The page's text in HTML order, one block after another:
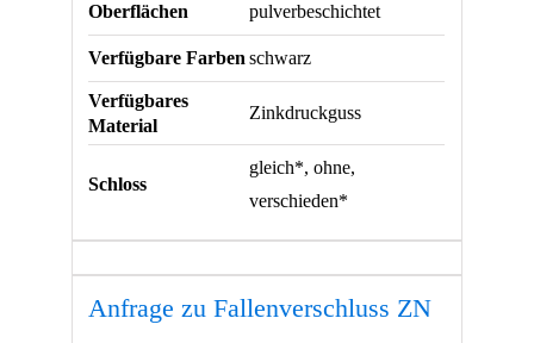
Oberflächen pulverbeschichtet
Verfügbare Farben schwarz
Verfügbares
Material
Zinkdruckguss
Schloss
gleich*, ohne,
verschieden*
Anfrage zu Fallenverschluss ZN